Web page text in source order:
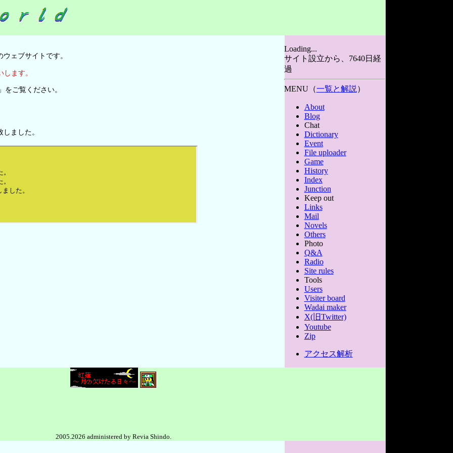
Loading...
サイト設立から、7640日経
過
MENU（一覧と解説 ）
About
Blog
Chat
Dictionary
Event
File uploader
Game
History
Index
Junction
Keep out
Links
Mail
Novels
Others
Photo
Q&A
Radio
Site rules
Tools
Users
Visiter board
Wadai maker
X(旧Twitter)
Youtube
Zip
アクセス解析
ェブサイトです。
ます。
をご覧ください。
しました。
2005.2026 administered by Revia Shindo.